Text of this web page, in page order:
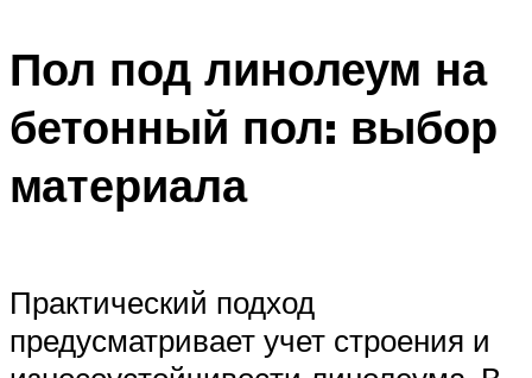
Пол под линолеум на
бетонный пол: выбор
материала
Практический подход
предусматривает учет строения и